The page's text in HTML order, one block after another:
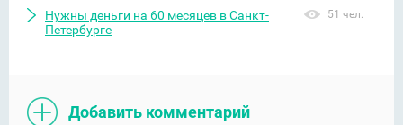
Нужны деньги на 60 месяцев в Санкт-
Петербурге
51 чел.
Добавить комментарий